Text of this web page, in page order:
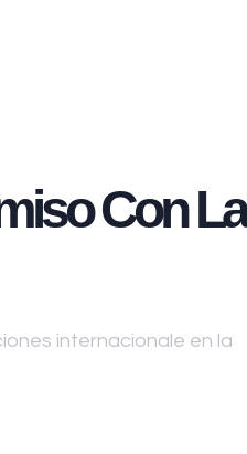
Con La
internacionale en la